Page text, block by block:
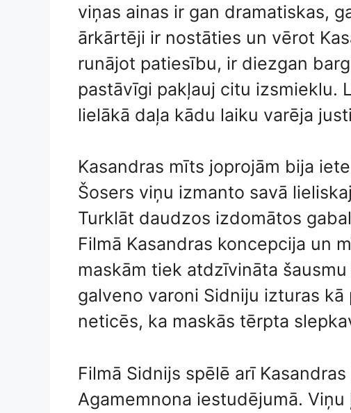
viņas ainas ir gan dramatiskas,
ārkārtēji ir nostāties un vērot
runājot patiesību, ir diezgan
pastāvīgi pakļauj citu izsmieklu.
lielākā daļa kādu laiku varēja
Kasandras mīts joprojām bija
Šosers viņu izmanto savā
Turklāt daudzos izdomātos
Filmā Kasandras koncepcija un
maskām tiek atdzīvināta
galveno varoni Sidniju izturas
neticēs, ka maskās tērpta
Filmā Sidnijs spēlē arī
Agamemnona iestudējumā.